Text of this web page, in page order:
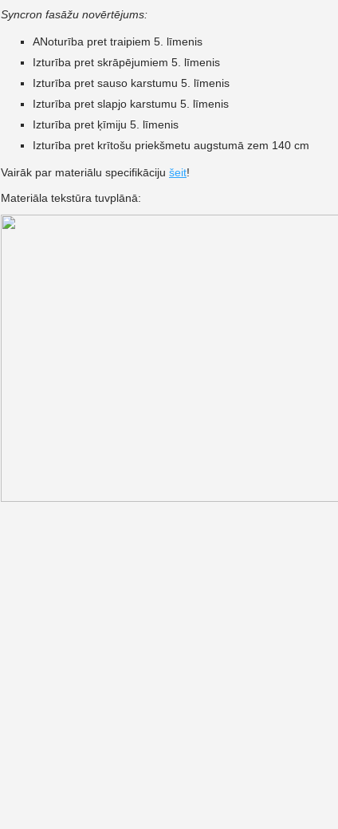
Syncron fasāžu novērtējums:
ANoturība pret traipiem 5. līmenis
Izturība pret skrāpējumiem 5. līmenis
Izturība pret sauso karstumu 5. līmenis
Izturība pret slapjo karstumu 5. līmenis
Izturība pret ķīmiju 5. līmenis
Izturība pret krītošu priekšmetu augstumā zem 140 cm
Vairāk par materiālu specifikāciju šeit!
Materiāla tekstūra tuvplānā: